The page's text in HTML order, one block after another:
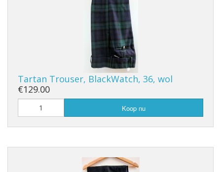
Tartan Trouser, BlackWatch, 36, wol
€129.00
Koop nu